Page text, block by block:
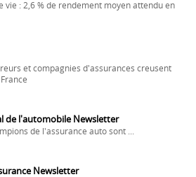
vie : 2,6 % de rendement moyen attendu en
et compagnies d'assurances creusent
de l'automobile Newsletter
de l'assurance auto sont ...
Newsletter